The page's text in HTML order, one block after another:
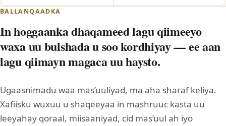
BALLANQAADKA
In hoggaanka dhaqameed lagu qiimeeyo
waxa uu bulshada u soo kordhiyay — ee aan
lagu qiimayn magaca uu haysto.
Ugaasnimadu waa mas’uuliyad, ma aha sharaf keliya.
Xafiisku wuxuu u shaqeeyaa in mashruuc kasta uu
leeyahay qoraal, miisaaniyad, cid mas’uul ah iyo